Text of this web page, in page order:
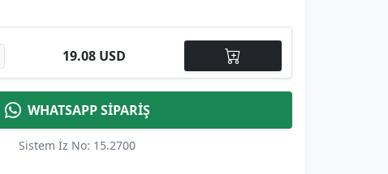
19.08 USD
WHATSAPP SİPARİŞ
Sistem İz No: 15.2700